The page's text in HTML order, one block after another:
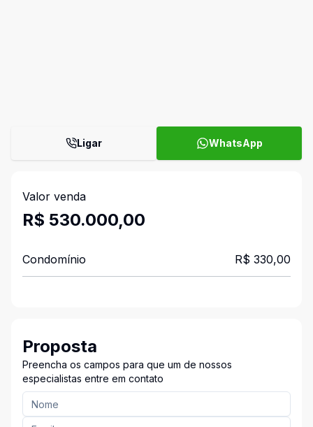
Ligar WhatsApp
Valor venda
R$ 530.000,00
Condomínio R$ 330,00
Proposta
Preencha os campos para que um de nossos
especialistas entre em contato